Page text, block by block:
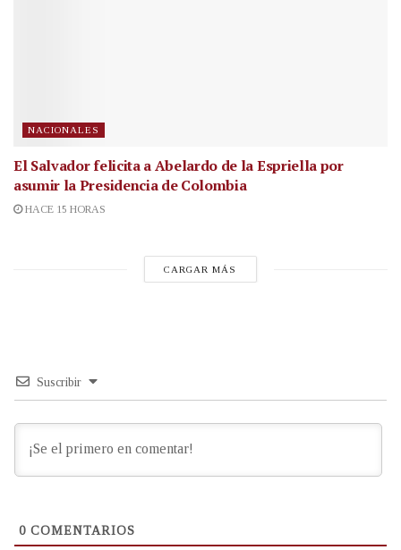
NACIONALES
El Salvador felicita a Abelardo de la Espriella por
asumir la Presidencia de Colombia
HACE 15 HORAS
CARGAR MÁS
Suscribir
0 COMENTARIOS